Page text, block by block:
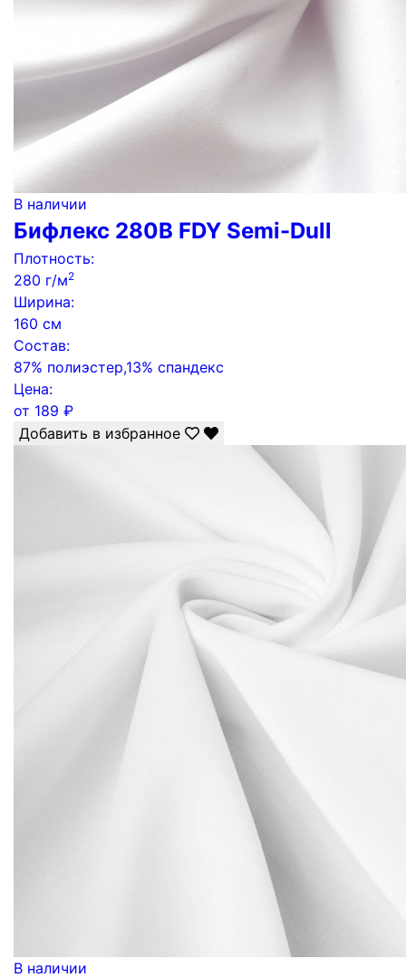
В наличии
Бифлекс 280B FDY Semi-Dull
Плотность:
280 г/м2
Ширина:
160 см
Состав:
87% полиэстер,13% спандекс
Цена:
от 189 ₽
Добавить в избранное
В наличии